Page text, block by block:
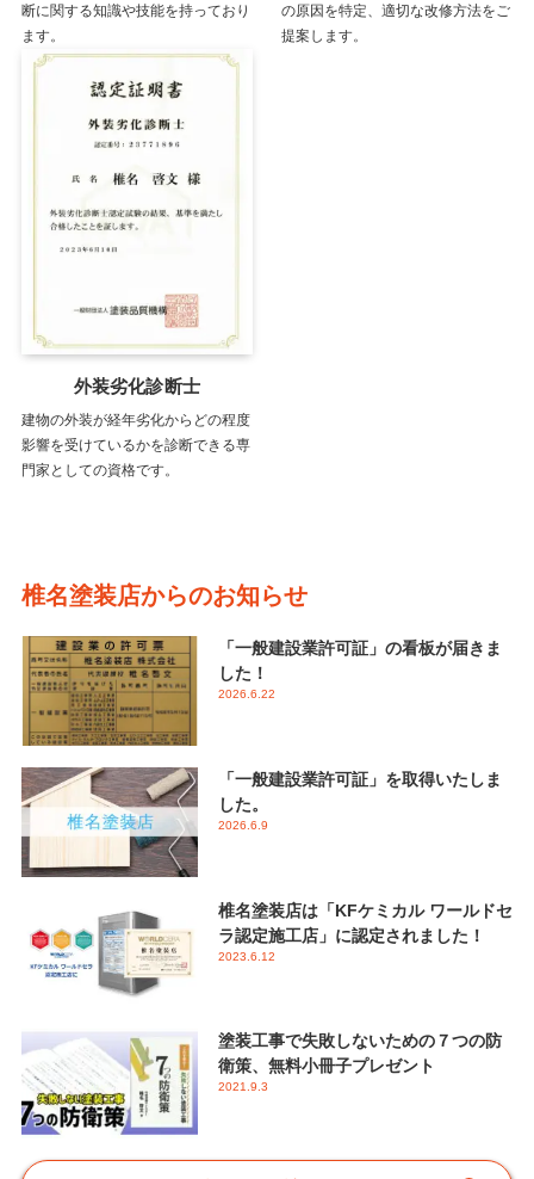
断に関する知識や技能を持っており
ます。
の原因を特定、適切な改修方法をご
提案します。
外装劣化診断士
建物の外装が経年劣化からどの程度
影響を受けているかを診断できる専
門家としての資格です。
椎名塗装店からのお知らせ
「一般建設業許可証」の看板が届きま
した！
2026.6.22
「一般建設業許可証」を取得いたしま
した。
2026.6.9
椎名塗装店は「KFケミカル ワールドセ
ラ認定施工店」に認定されました！
2023.6.12
塗装工事で失敗しないための７つの防
衛策、無料小冊子プレゼント
2021.9.3